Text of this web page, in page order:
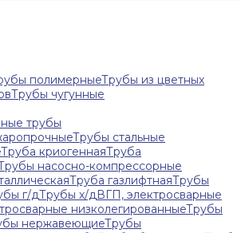
полимерныеТрубы из цветных
Трубы чугунные
трубы
Трубы стальные
Труба криогеннаяТруба
насосно-компрессорные
Труба газлифтнаяТрубы
г/дТрубы х/дВГП, электросварные
низколегированныеТрубы
нержавеющиеТрубы